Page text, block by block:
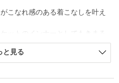
こなれ感のある着こなしを叶え
フ両シーンで着回しのきくカッ
と見る